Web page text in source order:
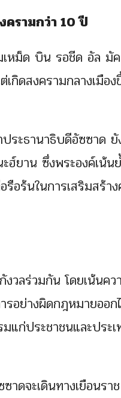
ครามกว่า 10 ปี
เหม็ด บิน รอชีด อัล มั
กิดสงครามกลางเมือง
ระธานาธิบดีอัซซาด ยั
ยาน ซึ่งพระองค์เน้น
อร้นในการเสริมสร้า
วลร่วมกัน โดยเน้นคว
รอย่างผิดกฎหมายออก
แก่ประชาชนและประ
ดจะเดินทางเยือนราช